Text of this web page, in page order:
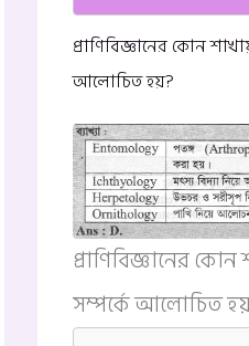
প্রাণিবিজ্ঞানের কোন
আলোচিত হয়?
প্রাণিবিজ্ঞানের
সম্পর্কে আলোচিত